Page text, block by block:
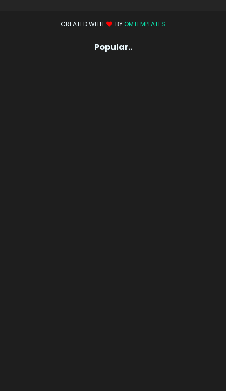
CREATED WITH BY OMTEMPLATES
Popular..